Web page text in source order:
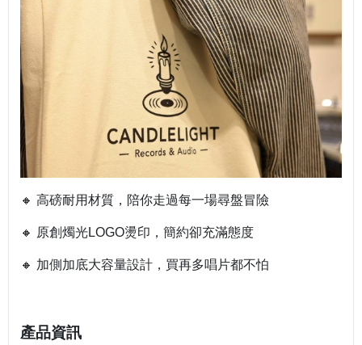
🔸 高磅耐用材質，陪你走過每一場尋盤冒險
🔸 原創燭光LOGO燙印，簡約卻充滿態度
🔸 加側加底大容量設計，買再多唱片都不怕
產品資訊